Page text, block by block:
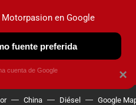
OBSERVATORIO
China Diésel Google
×
Motorpasion en Google
fuente preferida
cuenta de Google